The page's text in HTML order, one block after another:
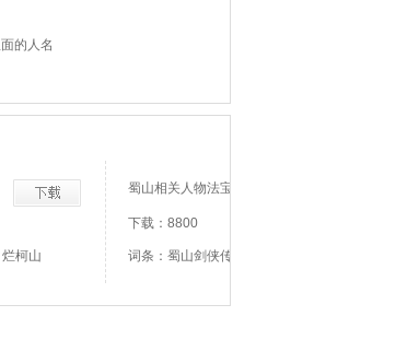
的人名
柯山
蜀山相关人物法宝
下载：8800
词条：蜀山剑侠传、屠龙刀、屠龙师太